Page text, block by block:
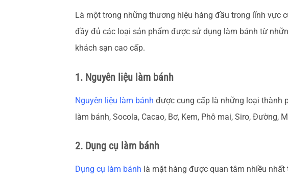
Là một trong những thương hiệu hàng đầu trong lĩnh vực
đầy đủ các loại sản phẩm được sử dụng làm bánh từ
khách sạn cao cấp.
1. Nguyên liệu làm bánh
Nguyên liệu làm bánh được cung cấp là những loại thành
làm bánh, Socola, Cacao, Bơ, Kem, Phô mai, Siro, Đường,
2. Dụng cụ làm bánh
Dụng cụ làm bánh là mặt hàng được quan tâm nhiều